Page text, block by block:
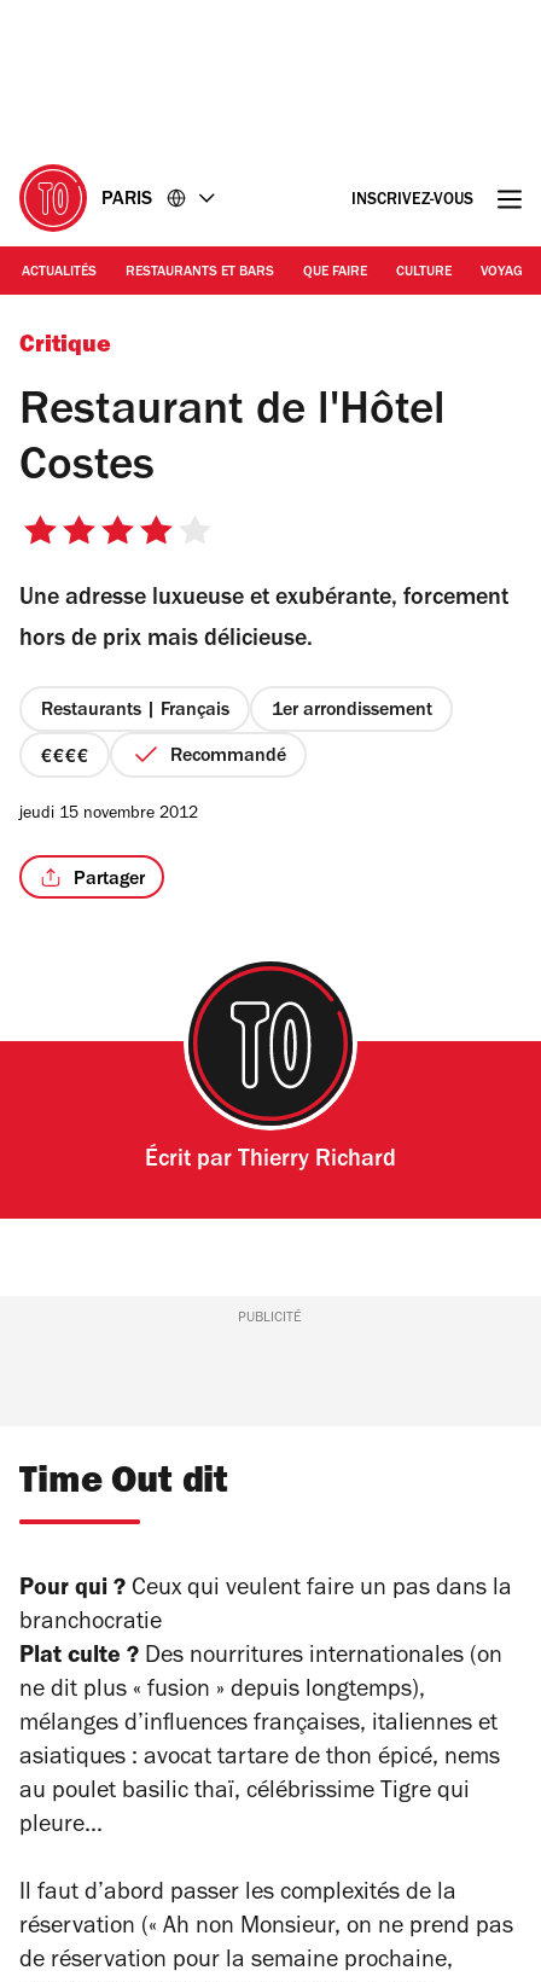
PARIS INSCRIVEZ-VOUS
ACTUALITÉS RESTAURANTS ET BARS QUE FAIRE CULTURE VOYAGE
Le Costes
Critique
Restaurant de l'Hôtel
Costes
4
5
étoiles
Une adresse luxueuse et exubérante, forcement
hors de prix mais délicieuse.
Restaurants | Français 1er arrondissement
prix
4
Recommandé
jeudi 15 novembre 2012
Partager
Écrit par Thierry Richard
PUBLICITÉ
Time Out dit
Pour qui ? Ceux qui veulent faire un pas dans la
branchocratie
Plat culte ? Des nourritures internationales (on
ne dit plus « fusion » depuis longtemps),
mélanges d’influences françaises, italiennes et
asiatiques : avocat tartare de thon épicé, nems
au poulet basilic thaï, célébrissime Tigre qui
pleure...
Il faut d’abord passer les complexités de la
réservation (« Ah non Monsieur, on ne prend pas
de réservation pour la semaine prochaine,